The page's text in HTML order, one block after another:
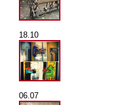
18.10
06.07